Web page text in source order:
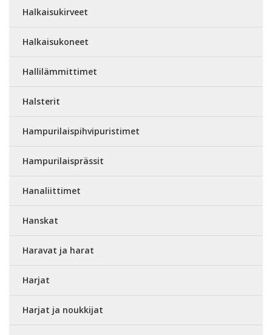
Halkaisukirveet
Halkaisukoneet
Hallilämmittimet
Halsterit
Hampurilaispihvipuristimet
Hampurilaisprässit
Hanaliittimet
Hanskat
Haravat ja harat
Harjat
Harjat ja noukkijat